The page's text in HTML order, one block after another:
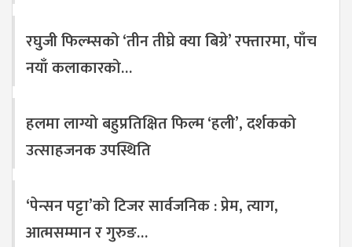
रघुजी फिल्म्सको ‘तीन तीघ्रे क्या बिग्रे’ रफ्तारमा, पाँच
नयाँ कलाकारको…
हलमा लाग्यो बहुप्रतिक्षित फिल्म ‘हली’, दर्शकको
उत्साहजनक उपस्थिति
‘पेन्सन पट्टा’को टिजर सार्वजनिक : प्रेम, त्याग,
आत्मसम्मान र गुरुङ…